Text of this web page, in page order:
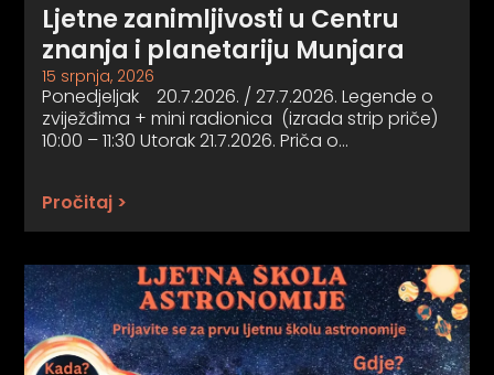
Ljetne zanimljivosti u Centru
znanja i planetariju Munjara
15 srpnja, 2026
Ponedjeljak 20.7.2026. / 27.7.2026. Legende o
zviježđima + mini radionica (izrada strip priče)
10:00 – 11:30 Utorak 21.7.2026. Priča o…
Pročitaj >